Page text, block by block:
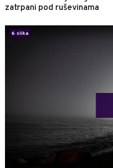
zatrpani pod ruševinama
6 slika